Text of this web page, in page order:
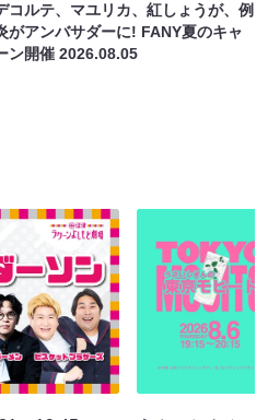
コルテ、マユリカ、紅しょうが、例
がアンバサダーに! FANY夏のキャ
ン開催2026.08.05